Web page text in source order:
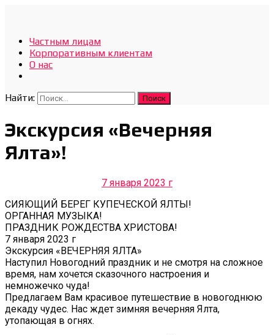
Отдых Без Границ
Эксклюзивные экскурсии по Севастополю и Крыму
Частным лицам
Корпоративным клиентам
О нас
Найти:
Экскурсия «Вечерняя
Ялта»!
7 января 2023 г
СИЯЮЩИЙ БЕРЕГ КУПЕЧЕСКОЙ ЯЛТЫ!
ОРГАННАЯ МУЗЫКА!
ПРАЗДНИК РОЖДЕСТВА ХРИСТОВА!
7 января 2023 г
Экскурсия «ВЕЧЕРНЯЯ ЯЛТА»
Наступил Новогодний праздник и не смотря на сложное
время, нам хочется сказочного настроения и
немножечко чуда!
Предлагаем Вам красивое путешествие в новогоднюю
декаду чудес. Нас ждет зимняя вечерняя Ялта,
утопающая в огнях.